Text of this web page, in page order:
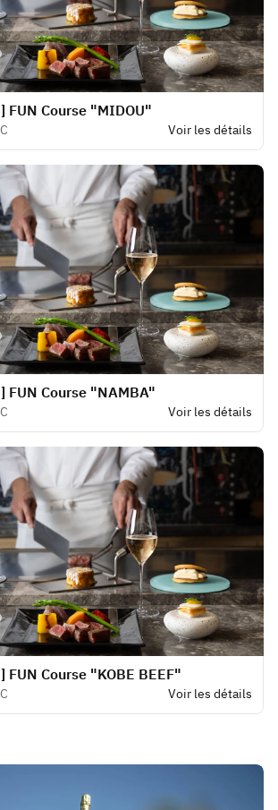
FUN Course "MIDOU"
Voir les détails
FUN Course "NAMBA"
Voir les détails
Course "KOBE BEEF"
Voir les détails